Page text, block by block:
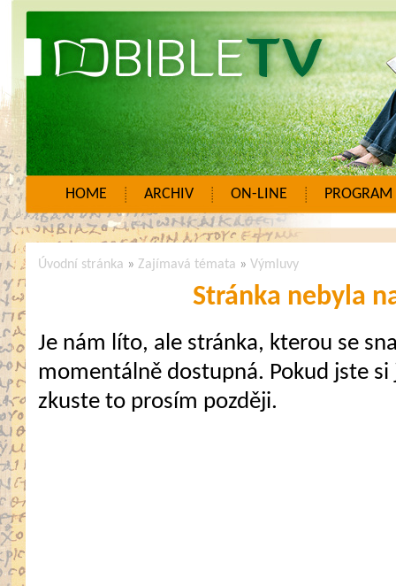
HOME ARCHIV ON-LINE PROGRAM
Úvodní stránka »Zajímavá témata » Výmluvy
Stránka nebyla
Je nám líto, ale stránka, kterou se
momentálně dostupná. Pokud jste
zkuste to prosím později.